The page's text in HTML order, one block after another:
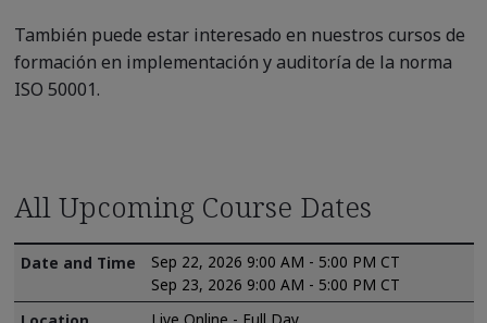
También puede estar interesado en nuestros cursos de
formación en implementación y auditoría de la norma
ISO 50001.
All Upcoming Course Dates
Sep 22, 2026 9:00 AM - 5:00 PM CT
Sep 23, 2026 9:00 AM - 5:00 PM CT